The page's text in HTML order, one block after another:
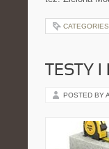
TESTY
POSTED BY